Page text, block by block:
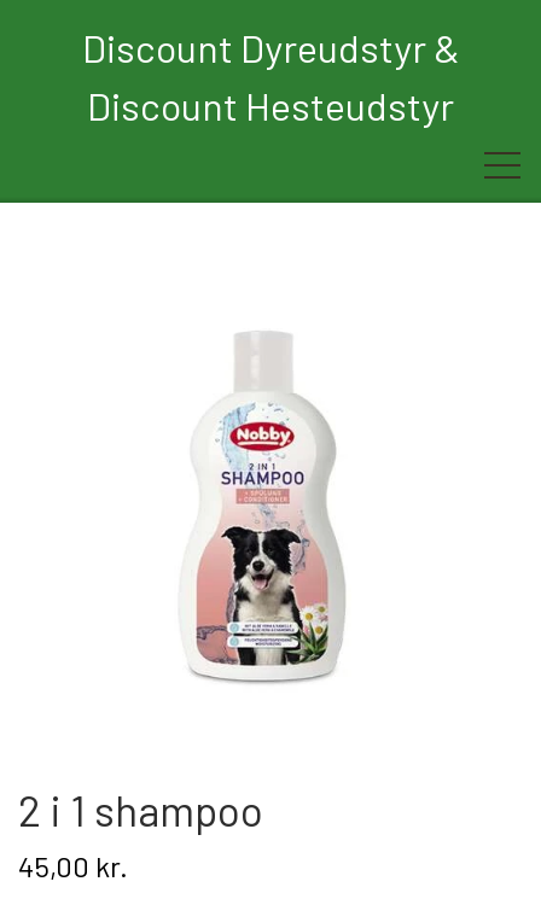
Discount Dyreudstyr &
Discount Hesteudstyr
Rytter
Hest
Børn
Hund
Kat
Nyhed
Om os
2 i 1 shampoo
45,00 kr.